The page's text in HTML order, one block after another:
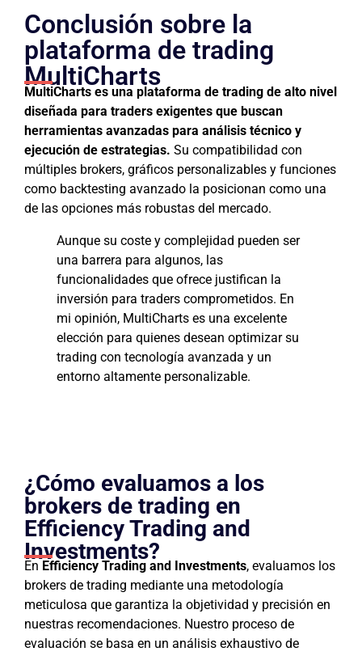
Conclusión sobre la
plataforma de trading
MultiCharts
MultiCharts es una plataforma de trading de alto nivel
diseñada para traders exigentes que buscan
herramientas avanzadas para análisis técnico y
ejecución de estrategias. Su compatibilidad con
múltiples brokers, gráficos personalizables y funciones
como backtesting avanzado la posicionan como una
de las opciones más robustas del mercado.
Aunque su coste y complejidad pueden ser
una barrera para algunos, las
funcionalidades que ofrece justifican la
inversión para traders comprometidos. En
mi opinión, MultiCharts es una excelente
elección para quienes desean optimizar su
trading con tecnología avanzada y un
entorno altamente personalizable.
¿Cómo evaluamos a los
brokers de trading en
Efficiency Trading and
Investments?
En Efficiency Trading and Investments, evaluamos los
brokers de trading mediante una metodología
meticulosa que garantiza la objetividad y precisión en
nuestras recomendaciones. Nuestro proceso de
evaluación se basa en un análisis exhaustivo de